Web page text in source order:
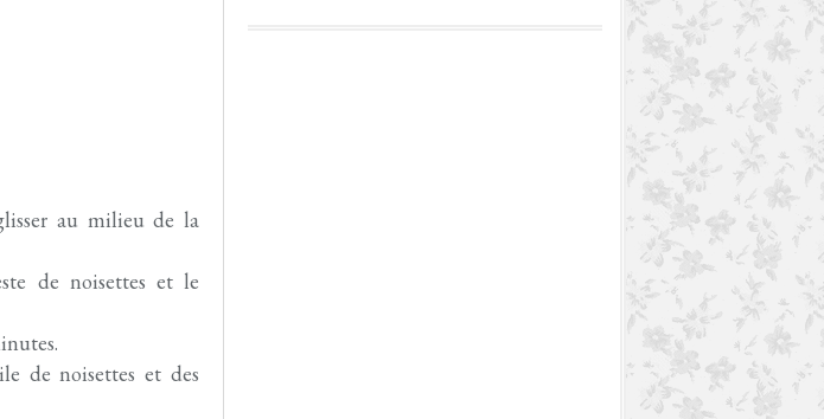
au milieu de la
de noisettes et le
de noisettes et des